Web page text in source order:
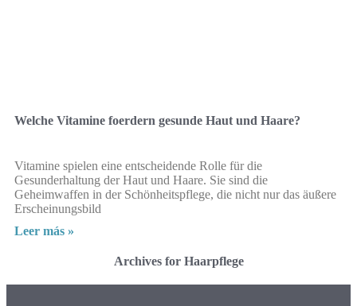
Welche Vitamine foerdern gesunde Haut und Haare?
Vitamine spielen eine entscheidende Rolle für die
Gesunderhaltung der Haut und Haare. Sie sind die
Geheimwaffen in der Schönheitspflege, die nicht nur das äußere
Erscheinungsbild
Leer más »
Archives for Haarpflege